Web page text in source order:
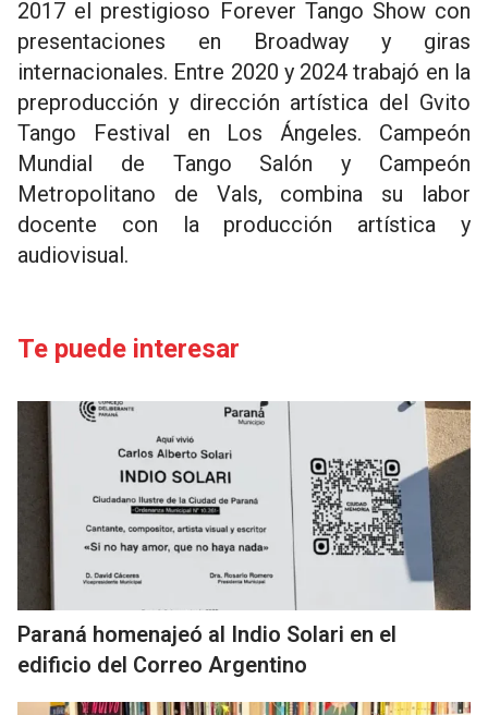
2017 el prestigioso Forever Tango Show con
presentaciones en Broadway y giras
internacionales. Entre 2020 y 2024 trabajó en la
preproducción y dirección artística del Gvito
Tango Festival en Los Ángeles. Campeón
Mundial de Tango Salón y Campeón
Metropolitano de Vals, combina su labor
docente con la producción artística y
audiovisual.
Te puede interesar
Paraná homenajeó al Indio Solari en el
edificio del Correo Argentino